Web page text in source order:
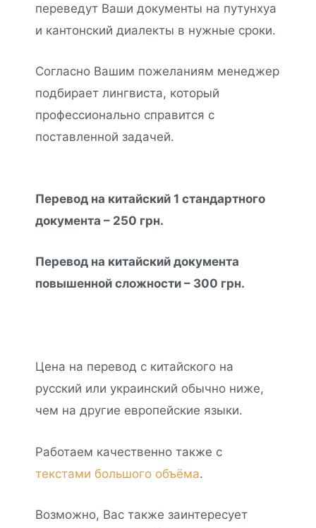
переведут Ваши документы на путунхуа
и кантонский диалекты в нужные сроки.
Согласно Вашим пожеланиям менеджер
подбирает лингвиста, который
профессионально справится с
поставленной задачей.
Перевод на китайский 1 стандартного
документа – 250 грн.
Перевод на китайский документа
повышенной сложности – 300 грн.
Цена на перевод с китайского на
русский или украинский обычно ниже,
чем на другие европейские языки.
Работаем качественно также с
текстами большого объёма.
Возможно, Вас также заинтересует